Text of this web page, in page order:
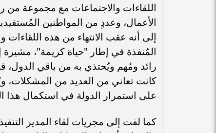
اللقاءات والاجتماعات مع مجموعة
الأعمال، وعددٍ من المواطنين
إلى أنه عقب الانتهاء من هذه
المُنفذة في إطار "حياة كريمة"،
رائد ومُهم ويُحتذي به من باقي الدول،
كانت تعاني من العديد من
على استمرار الدولة في استكمال هذا
كما لفت إلى مجريات لقاء المدير